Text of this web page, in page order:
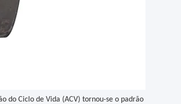
do Ciclo de Vida (ACV) tornou-se o padrão